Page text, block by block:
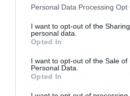
Please note that this website/app
not limited to your visit or usage
grant or deny consent to Google
use your data for below specified
consent section.
Personal Data Processing Opt
I want to opt-out of the
personal data.
Opted In
I want to opt-out of the Sale of
Personal Data.
Opted In
«Ναι θα υπάρξει. Και θα
διαφορετική ομάδα από
παρελθόν. Το Endgame το
είναι μία αρκετά
της ομάδας με κάποια
Movies
The X-Files: I Want
Επιστρέφει με
υπόσχεται